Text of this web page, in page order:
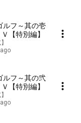
ルフ～其の壱
【特別編】
ルフ～其の弐
【特別編】